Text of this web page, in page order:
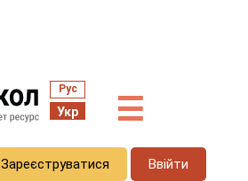
Рус
Укр ☰
Зареєструватися Ввійти